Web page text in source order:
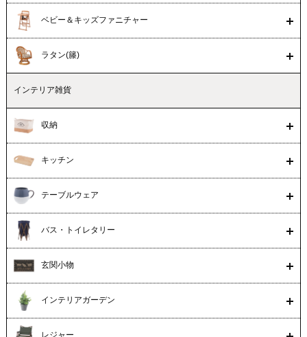
ベビー＆キッズファニチャー
ラタン(籐)
インテリア雑貨
収納
キッチン
テーブルウェア
バス・トイレタリー
玄関小物
インテリアガーデン